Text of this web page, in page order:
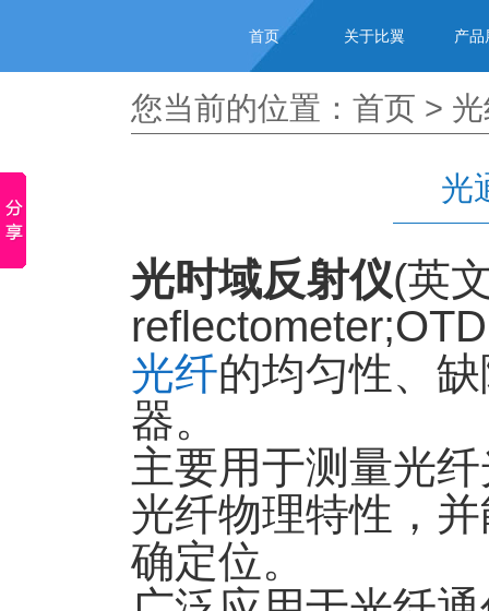
首页 关于比翼 产品
您当前的位置： 首页 >
光
光时域反射仪(英
光纤的均匀性、
器。
主要用于测量光
光纤物理特性，
确定位。